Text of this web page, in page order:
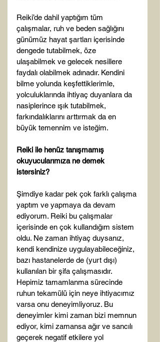
Reiki’de dahil yaptığım tüm
çalışmalar, ruh ve beden sağlığını
günümüz hayat şartları içerisinde
dengede tutabilmek, öze
ulaşabilmek ve gelecek nesillere
faydalı olabilmek adınadır. Kendini
bilme yolunda keşfettiklerimle,
yolculuklarında ihtiyaç duyanlara da
nasiplerince ışık tutabilmek,
farkındalıklarını arttırmak da en
büyük temennim ve isteğim.
Reiki ile henüz tanışmamış
okuyucularımıza ne demek
istersiniz?
Şimdiye kadar pek çok farklı çalışma
yaptım ve yapmaya da devam
ediyorum. Reiki bu çalışmalar
içerisinde en çok kullandığım sistem
oldu. Ne zaman ihtiyaç duysanız,
kendi kendinize uygulayabileceğiniz,
bazı hastanelerde de (yurt dışı)
kullanılan bir şifa çalışmasıdır.
Hepimiz tamamlanma sürecinde
ruhun tekamülü için neye ihtiyacımız
varsa onu deneyimliyoruz. Bu
deneyimler kimi zaman bizi memnun
ediyor, kimi zamansa ağır ve sancılı
geçerek negatif etkilere yol